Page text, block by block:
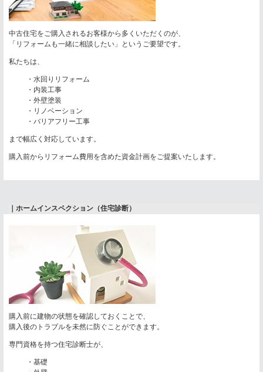
中古住宅をご購入されるお客様から多くいただくのが、
「リフォームも一緒に相談したい」というご要望です。
私たちは、
・水回りリフォーム
・内装工事
・外壁塗装
・リノベーション
・バリアフリー工事
まで幅広く対応しています。
購入前からリフォーム費用を含めた資金計画をご提案いたします。
｜ホームインスペクション（住宅診断）
購入前に建物の状態を確認しておくことで、
購入後のトラブルを未然に防ぐことができます。
専門資格を持つ住宅診断士が、
・基礎